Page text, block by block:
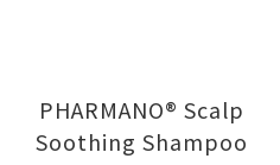
PHARMANO® Scalp
Soothing Shampoo